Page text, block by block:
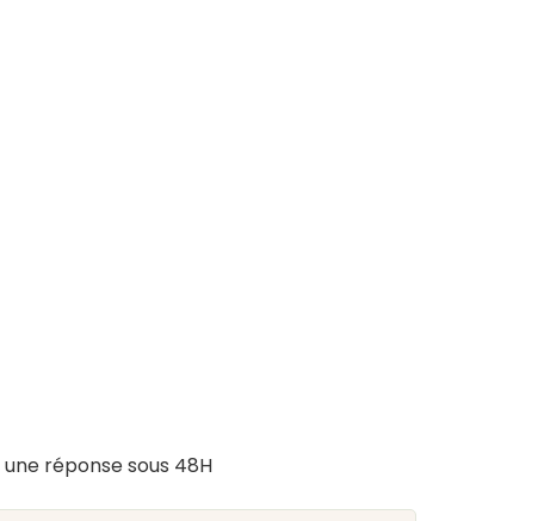
une réponse sous 48H